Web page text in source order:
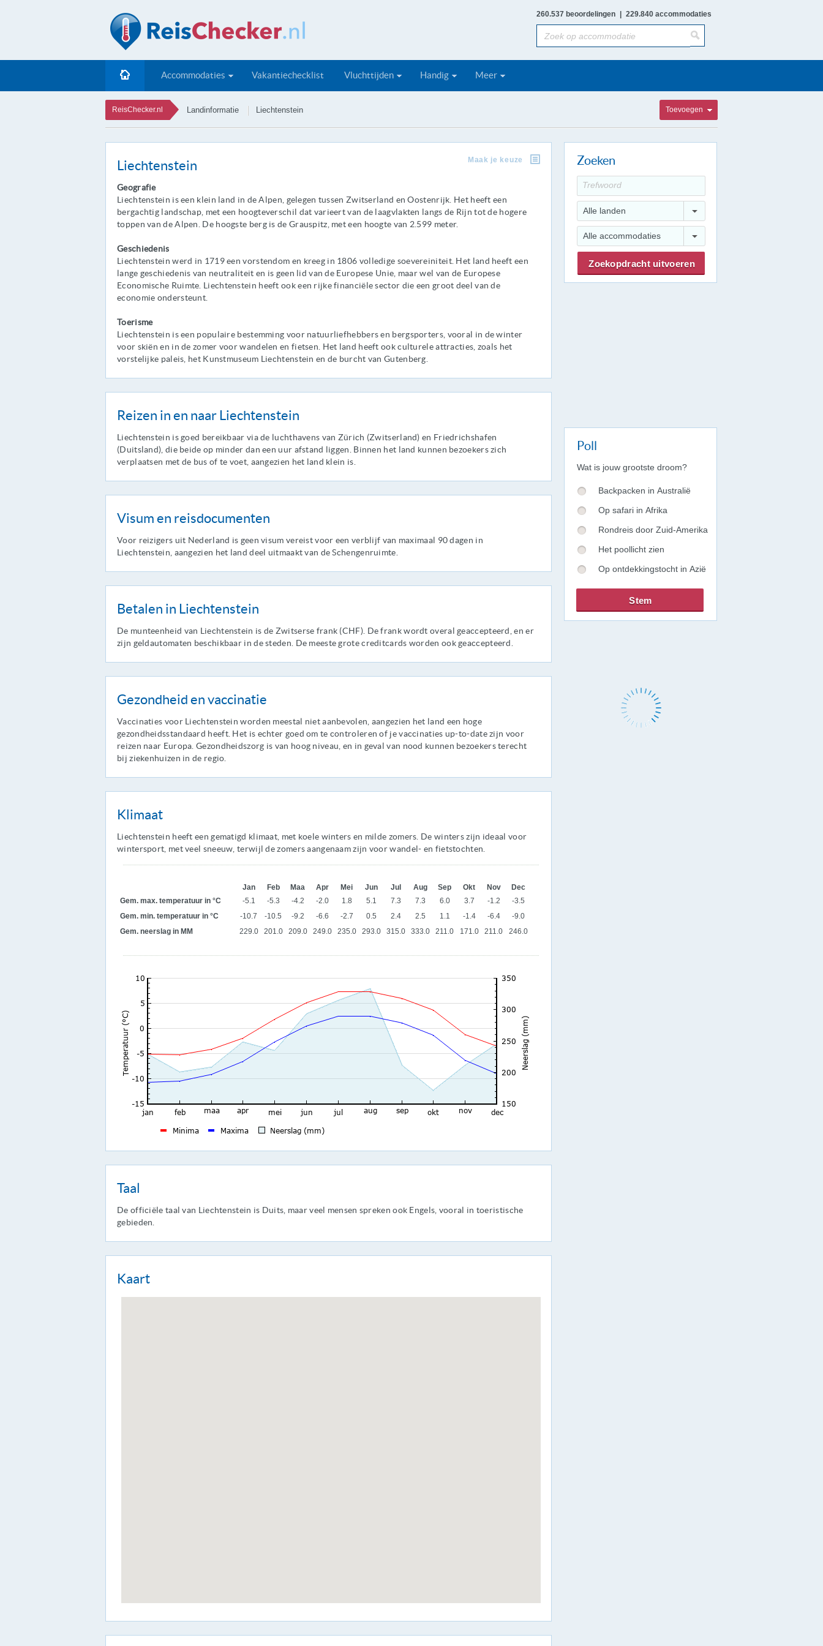
260.537 beoordelingen 229.840 accommodaties
Accommodaties Vakantiechecklist Vluchttijden Handig Meer
ReisChecker.nl Landinformatie Liechtenstein Toevoegen
Liechtenstein Maak je keuze
Geografie
Liechtenstein is een klein land in de Alpen, gelegen tussen Zwitserland en Oostenrijk. Het heeft een
bergachtig landschap, met een hoogteverschil dat varieert van de laagvlakten langs de Rijn tot de hogere
toppen van de Alpen. De hoogste berg is de Grauspitz, met een hoogte van 2.599 meter.
Geschiedenis
Liechtenstein werd in 1719 een vorstendom en kreeg in 1806 volledige soevereiniteit. Het land heeft een
lange geschiedenis van neutraliteit en is geen lid van de Europese Unie, maar wel van de Europese
Economische Ruimte. Liechtenstein heeft ook een rijke financiële sector die een groot deel van de
economie ondersteunt.
Toerisme
Liechtenstein is een populaire bestemming voor natuurliefhebbers en bergsporters, vooral in de winter
voor skiën en in de zomer voor wandelen en fietsen. Het land heeft ook culturele attracties, zoals het
vorstelijke paleis, het Kunstmuseum Liechtenstein en de burcht van Gutenberg.
Reizen in en naar Liechtenstein
Liechtenstein is goed bereikbaar via de luchthavens van Zürich (Zwitserland) en Friedrichshafen
(Duitsland), die beide op minder dan een uur afstand liggen. Binnen het land kunnen bezoekers zich
verplaatsen met de bus of te voet, aangezien het land klein is.
Visum en reisdocumenten
Voor reizigers uit Nederland is geen visum vereist voor een verblijf van maximaal 90 dagen in
Liechtenstein, aangezien het land deel uitmaakt van de Schengenruimte.
Betalen in Liechtenstein
De munteenheid van Liechtenstein is de Zwitserse frank (CHF). De frank wordt overal geaccepteerd, en er
zijn geldautomaten beschikbaar in de steden. De meeste grote creditcards worden ook geaccepteerd.
Gezondheid en vaccinatie
Vaccinaties voor Liechtenstein worden meestal niet aanbevolen, aangezien het land een hoge
gezondheidsstandaard heeft. Het is echter goed om te controleren of je vaccinaties up-to-date zijn voor
reizen naar Europa. Gezondheidszorg is van hoog niveau, en in geval van nood kunnen bezoekers terecht
bij ziekenhuizen in de regio.
Klimaat
Liechtenstein heeft een gematigd klimaat, met koele winters en milde zomers. De winters zijn ideaal voor
wintersport, met veel sneeuw, terwijl de zomers aangenaam zijn voor wandel- en fietstochten.
Jan Feb Maa Apr Mei Jun Jul Aug Sep Okt Nov
Dec
Gem. max. temperatuur in °C
-5.1 -5.3 -4.2 -2.0 1.8 5.1 7.3 7.3 6.0 3.7 -1.2
-3.5
Gem. min. temperatuur in °C
-10.7 -10.5 -9.2 -6.6 -2.7 0.5 2.4 2.5 1.1 -1.4 -6.4
-9.0
Gem. neerslag in MM
229.0 201.0 209.0 249.0 235.0 293.0 315.0 333.0 211.0 171.0 211.0 246.0
Taal
De officiële taal van Liechtenstein is Duits, maar veel mensen spreken ook Engels, vooral in toeristische
gebieden.
Kaart
Zoeken
Alle landen
Alle accommodaties
Poll
Wat is jouw grootste droom?
Backpacken in Australië
Op safari in Afrika
Rondreis door Zuid-Amerika
Het poollicht zien
Op ontdekkingstocht in Azië